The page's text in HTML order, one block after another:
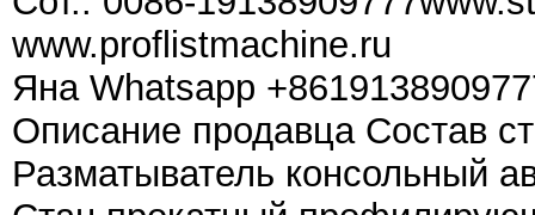
www.proflistmachine.ru
Янa Whatsapp
Описание продавца Состав
Разматыватель консольный